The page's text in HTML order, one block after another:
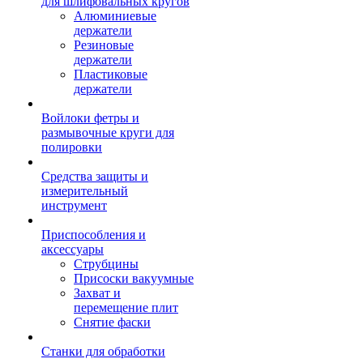
Алюминиевые
держатели
Резиновые
держатели
Пластиковые
держатели
Войлоки фетры и
размывочные круги для
полировки
Средства защиты и
измерительный
инструмент
Приспособления и
аксессуары
Струбцины
Присоски вакуумные
Захват и
перемещение плит
Снятие фаски
Станки для обработки